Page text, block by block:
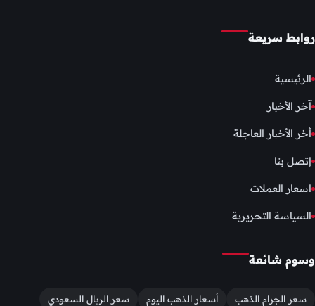
روابط سريعة
الرئيسية
آخر الأخبار
أخر الأخبار العاجلة
إتصل بنا
اسعار العملات
السياسة التحريرية
وسوم شائعة
سعر الجرام الذهب أسعار الذهب اليوم سعر الريال السعودي